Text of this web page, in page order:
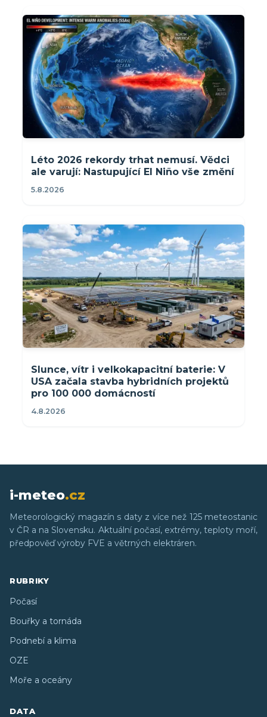
Léto 2026 rekordy trhat nemusí. Vědci
ale varují: Nastupující El Niño vše změní
5.8.2026
Slunce, vítr i velkokapacitní baterie: V
USA začala stavba hybridních projektů
pro 100 000 domácností
4.8.2026
i-meteo.cz
Meteorologický magazín s daty z více než 125 meteostanic
v ČR a na Slovensku. Aktuální počasí, extrémy, teploty moří,
předpověď výroby FVE a větrných elektráren.
RUBRIKY
Počasí
Bouřky a tornáda
Podnebí a klima
OZE
Moře a oceány
DATA